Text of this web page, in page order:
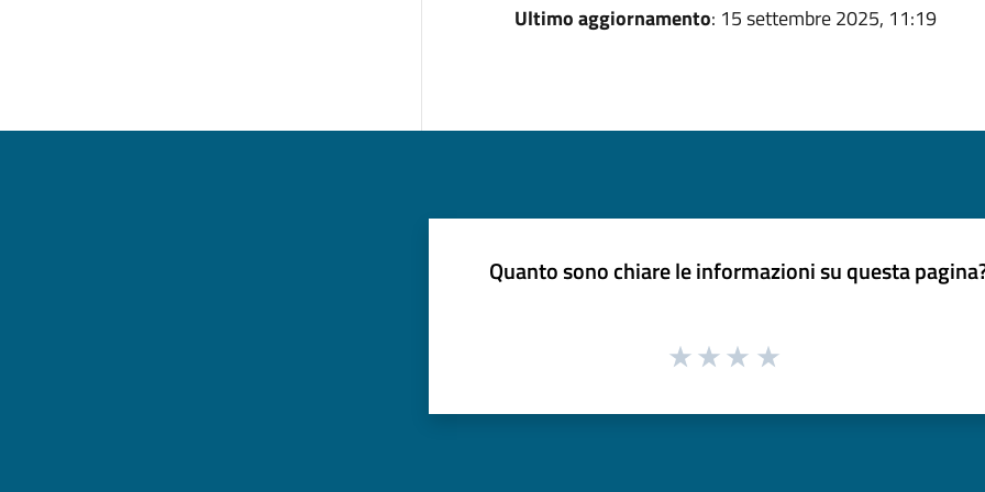
Ultimo aggiornamento: 15 settembre 2025, 11:19
Quanto sono chiare le informazioni su questa